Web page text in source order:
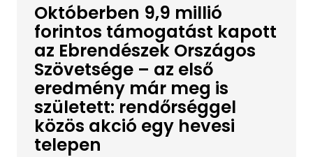
Októberben 9,9 millió
forintos támogatást kapott
az Ebrendészek Országos
Szövetsége – az első
eredmény már meg is
született: rendőrséggel
közös akció egy hevesi
telepen